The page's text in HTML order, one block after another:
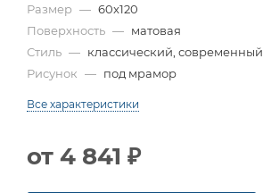
Размер — 60x120
Поверхность — матовая
Стиль — классический, современный
Рисунок — под мрамор
Все характеристики
от 4 841 ₽